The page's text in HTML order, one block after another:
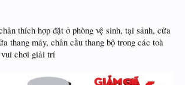
thích hợp đặt ở phòng vệ sinh, tại sảnh, cửa
thang máy, chân cầu thang bộ trong các toà
vui chơi giải trí